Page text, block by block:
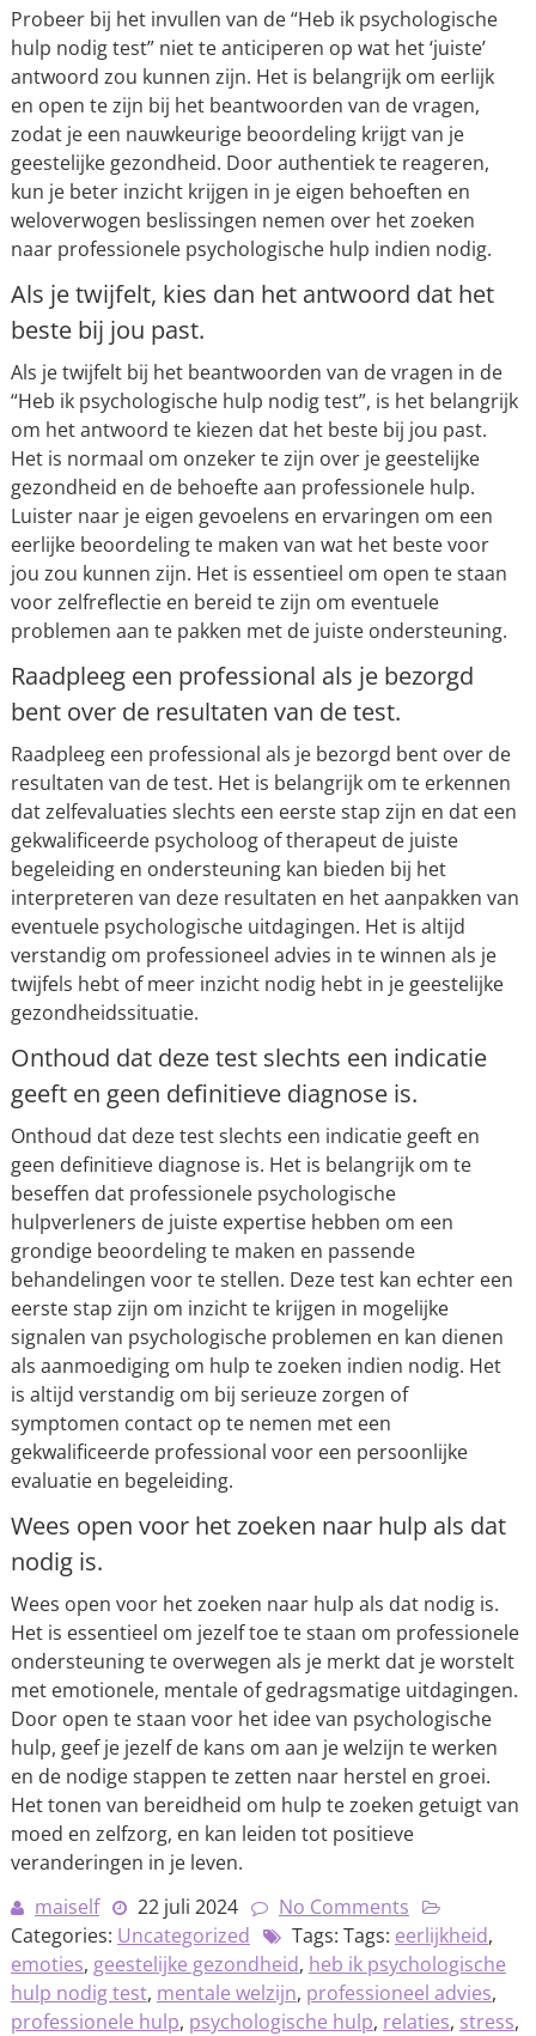
Probeer bij het invullen van de “Heb ik psychologische
hulp nodig test” niet te anticiperen op wat het ‘juiste’
antwoord zou kunnen zijn. Het is belangrijk om eerlijk
en open te zijn bij het beantwoorden van de vragen,
zodat je een nauwkeurige beoordeling krijgt van je
geestelijke gezondheid. Door authentiek te reageren,
kun je beter inzicht krijgen in je eigen behoeften en
weloverwogen beslissingen nemen over het zoeken
naar professionele psychologische hulp indien nodig.
Als je twijfelt, kies dan het antwoord dat het
beste bij jou past.
Als je twijfelt bij het beantwoorden van de vragen in de
“Heb ik psychologische hulp nodig test”, is het belangrijk
om het antwoord te kiezen dat het beste bij jou past.
Het is normaal om onzeker te zijn over je geestelijke
gezondheid en de behoefte aan professionele hulp.
Luister naar je eigen gevoelens en ervaringen om een
eerlijke beoordeling te maken van wat het beste voor
jou zou kunnen zijn. Het is essentieel om open te staan
voor zelfreflectie en bereid te zijn om eventuele
problemen aan te pakken met de juiste ondersteuning.
Raadpleeg een professional als je bezorgd
bent over de resultaten van de test.
Raadpleeg een professional als je bezorgd bent over de
resultaten van de test. Het is belangrijk om te erkennen
dat zelfevaluaties slechts een eerste stap zijn en dat een
gekwalificeerde psycholoog of therapeut de juiste
begeleiding en ondersteuning kan bieden bij het
interpreteren van deze resultaten en het aanpakken van
eventuele psychologische uitdagingen. Het is altijd
verstandig om professioneel advies in te winnen als je
twijfels hebt of meer inzicht nodig hebt in je geestelijke
gezondheidssituatie.
Onthoud dat deze test slechts een indicatie
geeft en geen definitieve diagnose is.
Onthoud dat deze test slechts een indicatie geeft en
geen definitieve diagnose is. Het is belangrijk om te
beseffen dat professionele psychologische
hulpverleners de juiste expertise hebben om een
grondige beoordeling te maken en passende
behandelingen voor te stellen. Deze test kan echter een
eerste stap zijn om inzicht te krijgen in mogelijke
signalen van psychologische problemen en kan dienen
als aanmoediging om hulp te zoeken indien nodig. Het
is altijd verstandig om bij serieuze zorgen of
symptomen contact op te nemen met een
gekwalificeerde professional voor een persoonlijke
evaluatie en begeleiding.
Wees open voor het zoeken naar hulp als dat
nodig is.
Wees open voor het zoeken naar hulp als dat nodig is.
Het is essentieel om jezelf toe te staan om professionele
ondersteuning te overwegen als je merkt dat je worstelt
met emotionele, mentale of gedragsmatige uitdagingen.
Door open te staan voor het idee van psychologische
hulp, geef je jezelf de kans om aan je welzijn te werken
en de nodige stappen te zetten naar herstel en groei.
Het tonen van bereidheid om hulp te zoeken getuigt van
moed en zelfzorg, en kan leiden tot positieve
veranderingen in je leven.
maiself
22 juli 2024
No Comments
Categories: Uncategorized Tags: Tags: eerlijkheid,
emoties, geestelijke gezondheid, heb ik psychologische
hulp nodig test, mentale welzijn, professioneel advies,
professionele hulp, psychologische hulp, relaties, stress,